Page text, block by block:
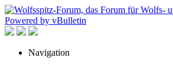
Navigation